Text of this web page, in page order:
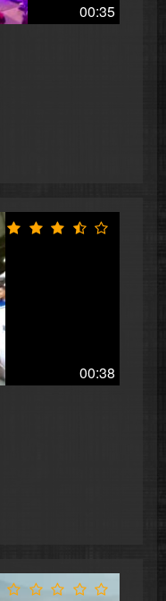
00:35
00:38